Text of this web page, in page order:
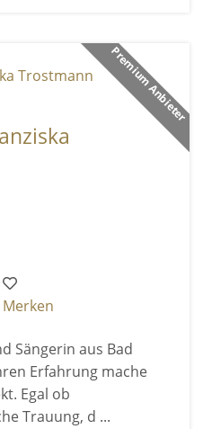
Premium Anbieter
Merken
Sängerin aus Bad
Erfahrung mache
Egal ob
Trauung, d ...